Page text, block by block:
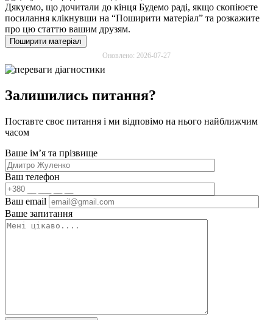
Дякуємо, що дочитали до кінця Будемо раді, якщо скопіюєте
посилання клікнувши на “Поширити матеріал” та розкажите
про цю статтю вашим друзям.
Поширити матеріал
Оновлено: 2026-07-27
Залишились питання?
Поставте своє питання і ми відповімо на нього найближчим
часом
Ваше імʼя та прізвище
Ваш телефон
Ваш email
Ваше запитання